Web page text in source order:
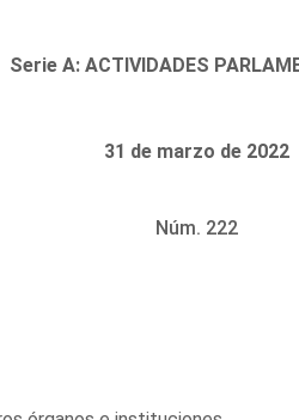
Serie A: ACTIVIDADES
31 de marzo de 2022
Núm. 222